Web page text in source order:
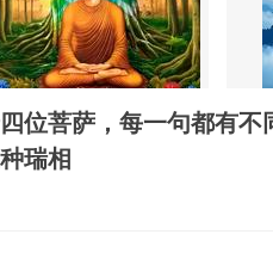
位菩萨，每一句都有不
瑞相